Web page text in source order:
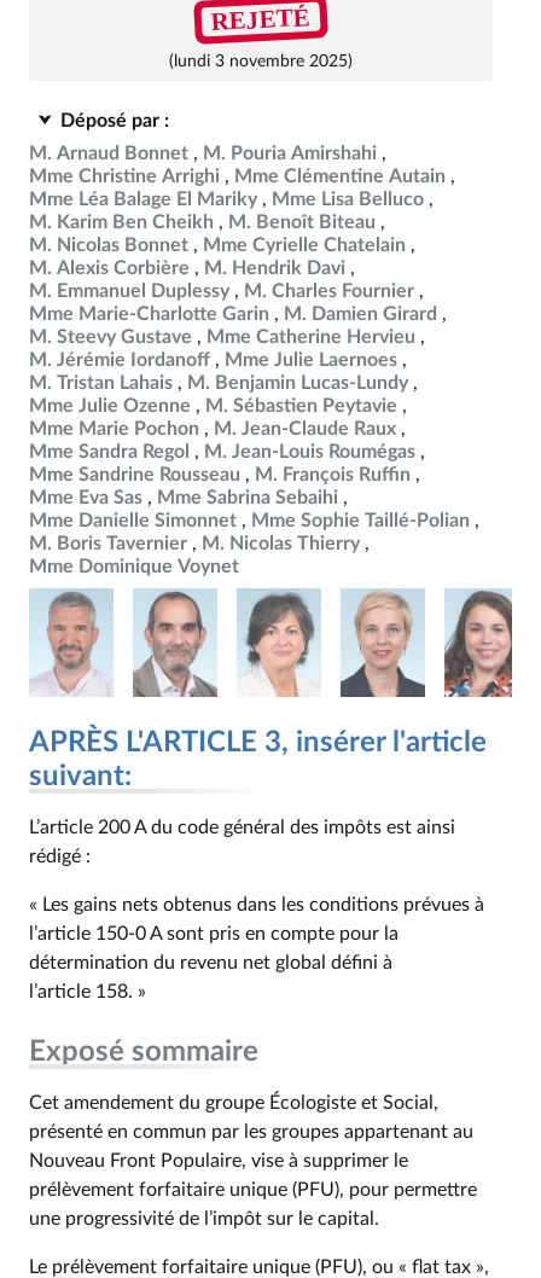
REJETÉ
(lundi 3 novembre 2025)
Déposé par :
M. Arnaud Bonnet
M. Pouria Amirshahi
Mme Christine Arrighi
Mme Clémentine Autain
Mme Léa Balage El Mariky
Mme Lisa Belluco
M. Karim Ben Cheikh
M. Benoît Biteau
M. Nicolas Bonnet
Mme Cyrielle Chatelain
M. Alexis Corbière
M. Hendrik Davi
M. Emmanuel Duplessy
M. Charles Fournier
Mme Marie-Charlotte Garin
M. Damien Girard
M. Steevy Gustave
Mme Catherine Hervieu
M. Jérémie Iordanoff
Mme Julie Laernoes
M. Tristan Lahais
M. Benjamin Lucas-Lundy
Mme Julie Ozenne
M. Sébastien Peytavie
Mme Marie Pochon
M. Jean-Claude Raux
Mme Sandra Regol
M. Jean-Louis Roumégas
Mme Sandrine Rousseau
M. François Ruffin
Mme Eva Sas
Mme Sabrina Sebaihi
Mme Danielle Simonnet
Mme Sophie Taillé-Polian
M. Boris Tavernier
M. Nicolas Thierry
Mme Dominique Voynet
APRÈS L'ARTICLE 3, insérer l'article
suivant:
L’article 200 A du code général des impôts est ainsi
rédigé :
« Les gains nets obtenus dans les conditions prévues à
l’article 150‑0 A sont pris en compte pour la
détermination du revenu net global défini à
l’article 158. »
Exposé sommaire
Cet amendement du groupe Écologiste et Social,
présenté en commun par les groupes appartenant au
Nouveau Front Populaire, vise à supprimer le
prélèvement forfaitaire unique (PFU), pour permettre
une progressivité de l’impôt sur le capital.
Le prélèvement forfaitaire unique (PFU), ou « flat tax »,